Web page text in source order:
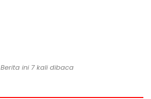
Berita ini 7 kali dibaca